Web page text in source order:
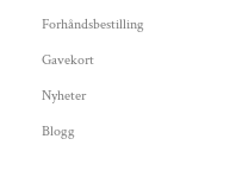
Forhåndsbestilling
Gavekort
Nyheter
Blogg